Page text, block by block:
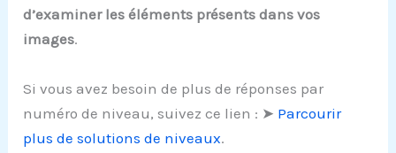
d’examiner les éléments présents dans vos
images.
Si vous avez besoin de plus de réponses par
numéro de niveau, suivez ce lien : ➤ Parcourir
plus de solutions de niveaux.